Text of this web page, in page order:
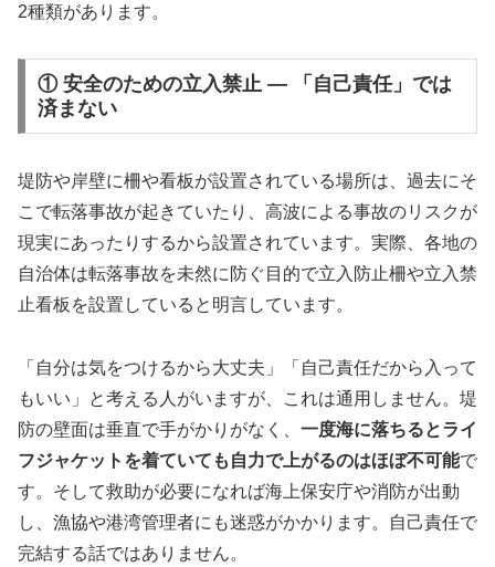
2種類があります。
① 安全のための立入禁止 — 「自己責任」では
済まない
堤防や岸壁に柵や看板が設置されている場所は、過去にそ
こで転落事故が起きていたり、高波による事故のリスクが
現実にあったりするから設置されています。実際、各地の
自治体は転落事故を未然に防ぐ目的で立入防止柵や立入禁
止看板を設置していると明言しています。
「自分は気をつけるから大丈夫」「自己責任だから入って
もいい」と考える人がいますが、これは通用しません。堤
防の壁面は垂直で手がかりがなく、 一度海に落ちるとライ
フジャケットを着ていても自力で上がるのはほぼ不可能で
す。そして救助が必要になれば海上保安庁や消防が出動
し、漁協や港湾管理者にも迷惑がかかります。自己責任で
完結する話ではありません。